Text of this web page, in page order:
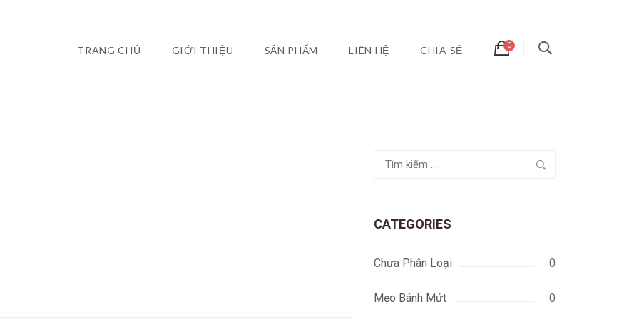
TRANG CHỦ GIỚI THIỆU SẢN PHẨM LIÊN HỆ CHIA SẺ
Tìm
CATEGORIES
Chưa Phân Loại 0
Mẹo Bánh Mứt 0